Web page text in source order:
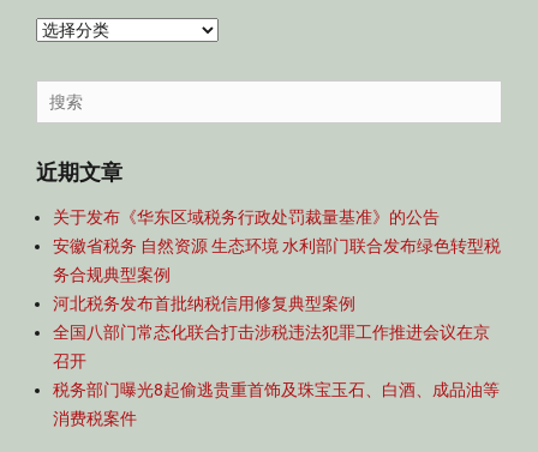
内
导
航
Search
for:
近期文章
关于发布《华东区域税务行政处罚裁量基准》的公告
安徽省税务 自然资源 生态环境 水利部门联合发布绿色转型税
务合规典型案例
河北税务发布首批纳税信用修复典型案例
全国八部门常态化联合打击涉税违法犯罪工作推进会议在京
召开
税务部门曝光8起偷逃贵重首饰及珠宝玉石、白酒、成品油等
消费税案件